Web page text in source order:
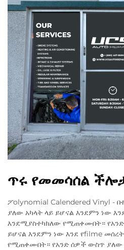
ጥሩ የመመሳሰል
ፖolynomial Calendered Vinyl -
ያለው አካላት ላይ ይሆናል እንደምን ነው
እንደሚያስተካክለው የሚጠቀሙበት።
ይሆናል እንደምን ነው እንደ የfilme
የሚጠቀሙበት። የአንድ ሰዎች ውስጥ ያለው